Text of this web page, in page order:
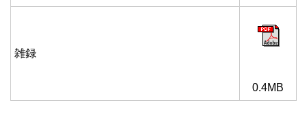
雑録
0.4MB